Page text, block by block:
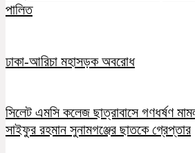
পালিত
ঢাকা-আরিচা মহাসড়ক অবরোধ
সিলেট এমসি কলেজ ছাত্রাবাসে গণধর্ষণ
সাইফুর রহমান সুনামগঞ্জের ছাতকে গ্রেপ্তার